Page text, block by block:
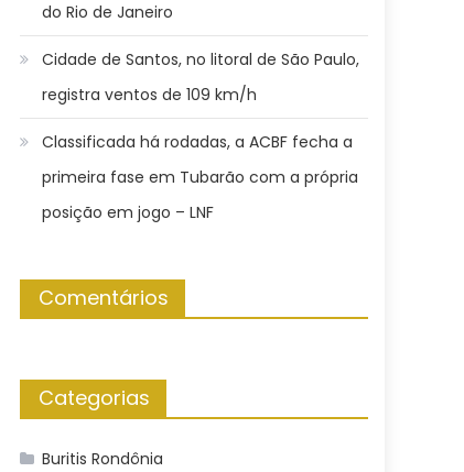
do Rio de Janeiro
Cidade de Santos, no litoral de São Paulo,
registra ventos de 109 km/h
Classificada há rodadas, a ACBF fecha a
primeira fase em Tubarão com a própria
posição em jogo – LNF
Comentários
Categorias
Buritis Rondônia